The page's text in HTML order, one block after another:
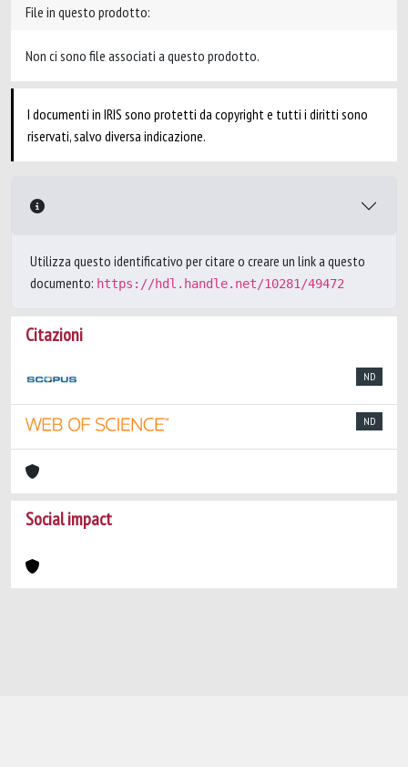
File in questo prodotto:
Non ci sono file associati a questo prodotto.
I documenti in IRIS sono protetti da copyright e tutti i diritti sono
riservati, salvo diversa indicazione.
Utilizza questo identificativo per citare o creare un link a questo
documento: https://hdl.handle.net/10281/49472
Citazioni
ND
ND
Social impact